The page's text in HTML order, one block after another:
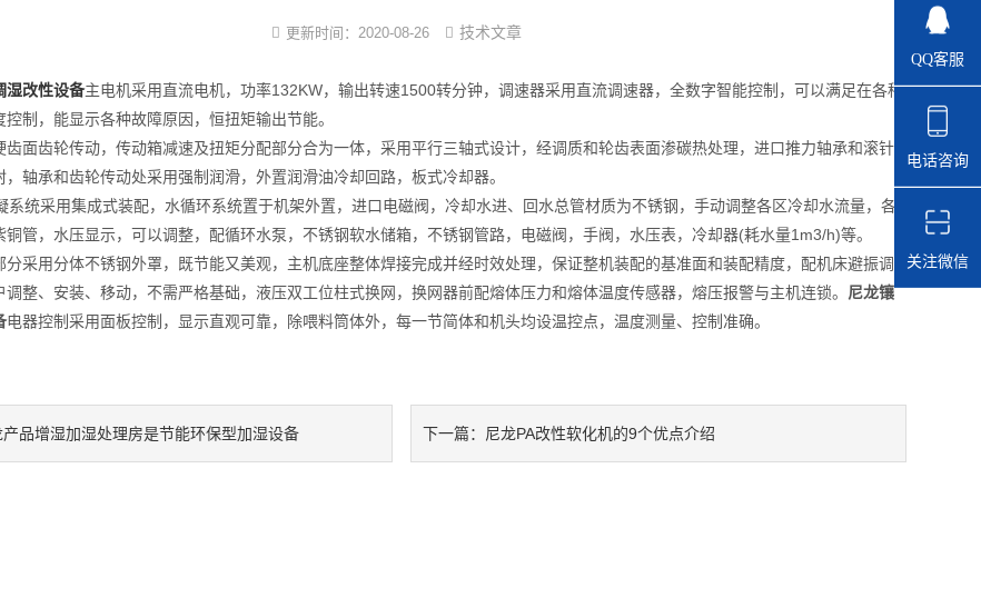
更新时间： 2020-08-26 技术文章
湿改性设备主电机采用直流电机，功率132KW，输出转速1500转分钟，调速器采用直流调速器，全数字智能控制，可以满足在各种
制，能显示各种故障原因，恒扭矩输出节能。
齿轮传动，传动箱减速及扭矩分配部分合为一体，采用平行三轴式设计，经调质和轮齿表面渗碳热处理，进口推力轴承和滚针
轴承和齿轮传动处采用强制润滑，外置润滑油冷却回路，板式冷却器。
统采用集成式装配，水循环系统置于机架外置，进口电磁阀，冷却水进、回水总管材质为不锈钢，手动调整各区冷却水流量，各
铜管，水压显示，可以调整，配循环水泵，不锈钢软水储箱，不锈钢管路，电磁阀，手阀，水压表，冷却器(耗水量1m3/h)等。
用分体不锈钢外罩，既节能又美观，主机底座整体焊接完成并经时效处理，保证整机装配的基准面和装配精度，配机床避振调
调整、安装、移动，不需严格基础，液压双工位柱式换网，换网器前配熔体压力和熔体温度传感器，熔压报警与主机连锁。 尼龙镶
电器控制采用面板控制，显示直观可靠，除喂料筒体外，每一节简体和机头均设温控点，温度测量、控制准确。
产品增湿加湿处理房是节能环保型加湿设备 下一篇： 尼龙PA改性软化机的9个优点介绍
QQ客服
电话咨询
关注微信